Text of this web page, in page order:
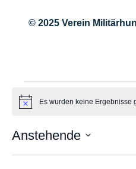
© 2025 Verein
HinweisEs wurden keine Ergebnisse
Anstehende
Datum